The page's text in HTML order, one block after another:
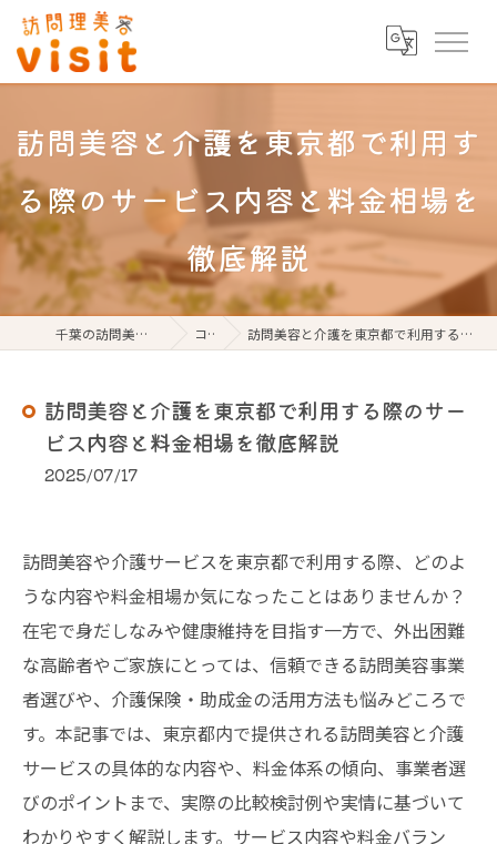
訪問美容と介護を東京都で利用す
る際のサービス内容と料金相場を
徹底解説
千葉の訪問美容なら訪問理美容visit コラム 訪問美容と介護を東京都で利用する際のサービス内容と料金相場を徹底解説
訪問美容と介護を東京都で利用する際のサー
ビス内容と料金相場を徹底解説
2025/07/17
訪問美容や介護サービスを東京都で利用する際、どのよ
うな内容や料金相場か気になったことはありませんか？
在宅で身だしなみや健康維持を目指す一方で、外出困難
な高齢者やご家族にとっては、信頼できる訪問美容事業
者選びや、介護保険・助成金の活用方法も悩みどころで
す。本記事では、東京都内で提供される訪問美容と介護
サービスの具体的な内容や、料金体系の傾向、事業者選
びのポイントまで、実際の比較検討例や実情に基づいて
わかりやすく解説します。サービス内容や料金バラン